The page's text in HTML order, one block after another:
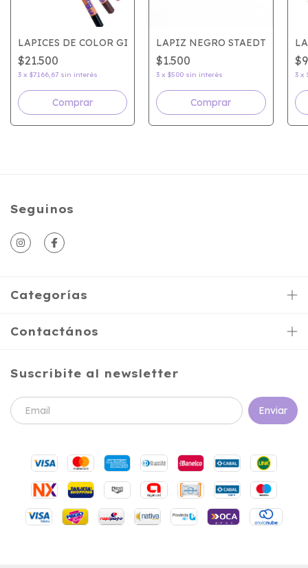
STILNOVO x36
LAPICES DE COLOR GIOTTO BEBE x6
$21.500
3 x $7.166,67 sin interés
LAPIZ NEGRO STAEDTLER
$1.500
3 x$500 sin interés
Comprar
3 x
Seguinos
Categorías
Contactános
Suscribite al newsletter